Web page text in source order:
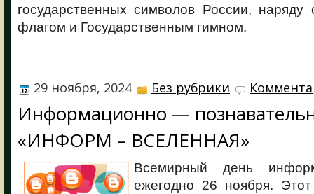
государственных символов России, наряду
флагом и Государственным гимном.
29 ноября, 2024 Без рубрики
Информационно —
«ИНФОРМ – ВСЕЛЕННАЯ»
Всемирный день
ежегодно 26 ноября.